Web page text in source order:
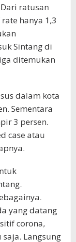
ratusan
hanya 1,3
Sintang di
ditemukan
dalam kota
Sementara
3 persen.
case atau
yang datang
corona,
Langsung